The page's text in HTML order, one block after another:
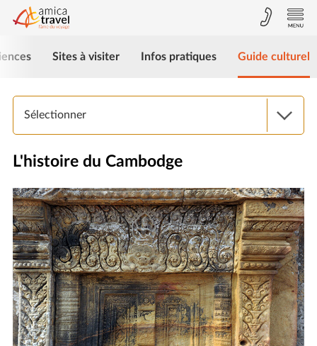
Sites à visiter Infos pratiques Guide culturel
Sélectionner
L'histoire du Cambodge